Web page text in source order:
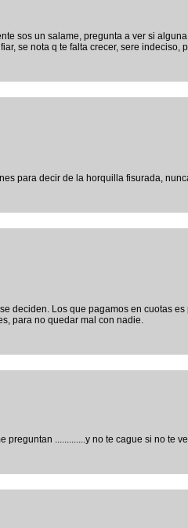
sos un salame, pregunta a ver si
se nota q te falta crecer, sere indeciso,
para decir de la horquilla fisurada,
deciden. Los que pagamos en cuotas
para no quedar mal con nadie.
preguntan .............y no te cague si no te